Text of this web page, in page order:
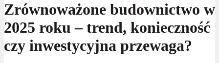
Zrównoważone budownictwo w
2025 roku – trend, konieczność
czy inwestycyjna przewaga?